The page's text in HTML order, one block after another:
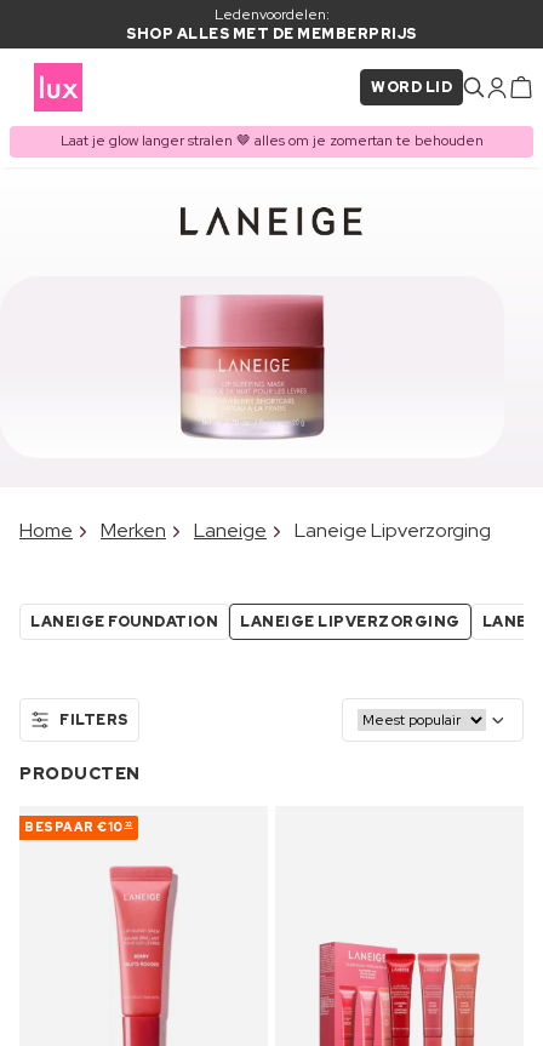
Ledenvoordelen:
SHOP ALLES MET DE MEMBERPRIJS
WORD LID
Laat je glow langer stralen 🤎 alles om je zomertan te behouden
Home Merken Laneige Laneige Lipverzorging
LANEIGE FOUNDATION LANEIGE LIPVERZORGING
FILTERS
PRODUCTEN
BESPAAR €10 32